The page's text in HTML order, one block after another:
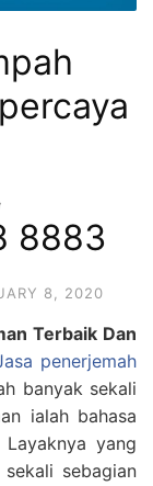
8883
8, 2020
Terbaik Dan
penerjemah
banyak sekali
ialah bahasa
yang
sebagian